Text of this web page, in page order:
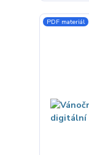
PDF materiál